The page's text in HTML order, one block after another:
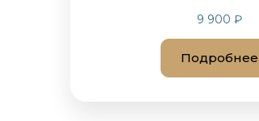
9 900 ₽
Подробнее